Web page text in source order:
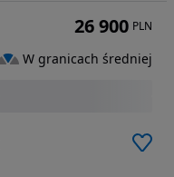
26 900 PLN
W granicach średniej